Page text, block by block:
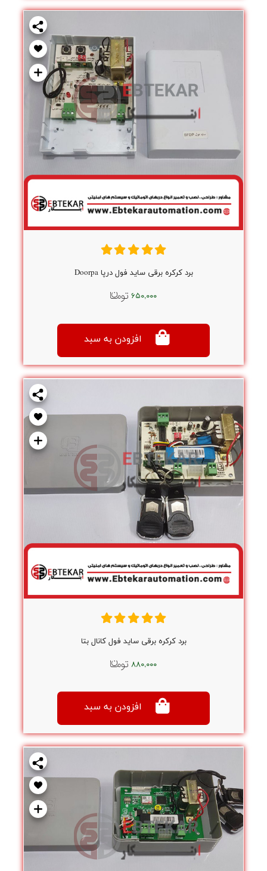
برد کرکره برقی ساید فول درپا Doorpa
۶۵۰,۰۰۰
افزودن به سبد
برد کرکره برقی ساید فول کانال بتا
۸۸۰,۰۰۰
افزودن به سبد